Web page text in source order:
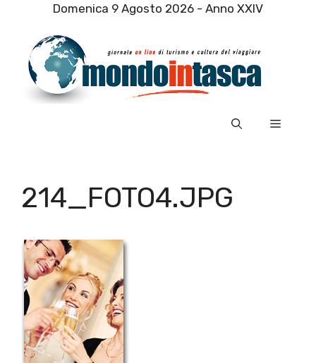
contenuto
Domenica 9 Agosto 2026 - Anno XXIV
Menu
214_FOTO4.JPG